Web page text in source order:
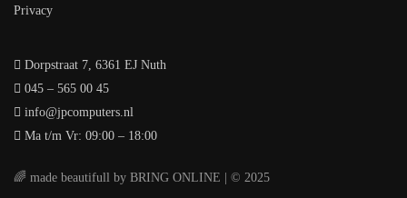
Privacy
Dorpstraat 7, 6361 EJ Nuth
045 – 565 00 45
info@jpcomputers.nl
Ma t/m Vr: 09:00 – 18:00
🌈 made beautifull by BRING ONLINE | © 2025